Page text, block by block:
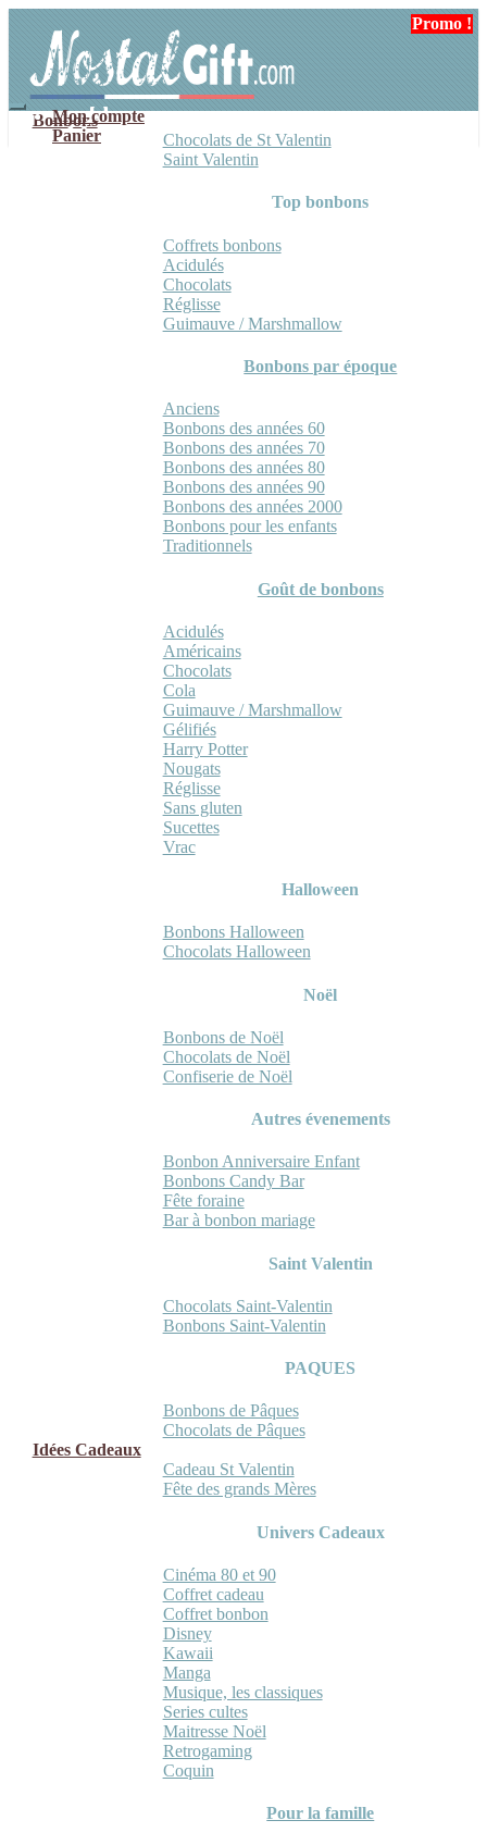
navigation
contenu
Mon compte
Panier
Bonbons
Chocolats de St Valentin
Saint Valentin
Top bonbons
Coffrets bonbons
Acidulés
Chocolats
Réglisse
Guimauve / Marshmallow
Bonbons par époque
Anciens
Bonbons des années 60
Bonbons des années 70
Bonbons des années 80
Bonbons des années 90
Bonbons des années 2000
Bonbons pour les enfants
Traditionnels
Goût de bonbons
Acidulés
Américains
Chocolats
Cola
Guimauve / Marshmallow
Gélifiés
Harry Potter
Nougats
Réglisse
Sans gluten
Sucettes
Vrac
Halloween
Bonbons Halloween
Chocolats Halloween
Noël
Bonbons de Noël
Chocolats de Noël
Confiserie de Noël
Autres évenements
Bonbon Anniversaire Enfant
Bonbons Candy Bar
Fête foraine
Bar à bonbon mariage
Saint Valentin
Chocolats Saint-Valentin
Bonbons Saint-Valentin
PAQUES
Bonbons de Pâques
Chocolats de Pâques
Idées Cadeaux
Cadeau St Valentin
Fête des grands Mères
Univers Cadeaux
Cinéma 80 et 90
Coffret cadeau
Coffret bonbon
Disney
Kawaii
Manga
Musique, les classiques
Series cultes
Maitresse Noël
Retrogaming
Coquin
Pour la famille
Promo !
Promo !
Promo !
Promo !